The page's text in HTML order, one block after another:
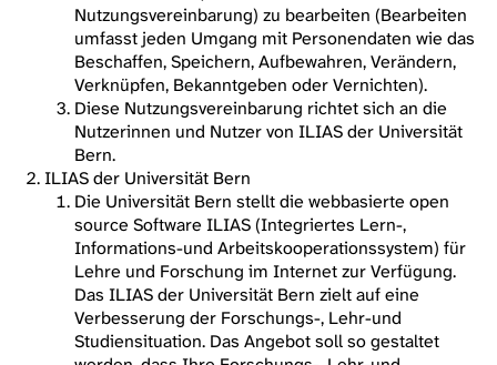
Nutzungsvereinbarung) zu bearbeiten (Bearbeiten
umfasst jeden Umgang mit Personendaten wie das
Beschaffen, Speichern, Aufbewahren, Verändern,
Verknüpfen, Bekanntgeben oder Vernichten).
Diese Nutzungsvereinbarung richtet sich an die
Nutzerinnen und Nutzer von ILIAS der Universität
Bern.
ILIAS der Universität Bern
Die Universität Bern stellt die webbasierte open
source Software ILIAS (Integriertes Lern-,
Informations-und Arbeitskooperationssystem) für
Lehre und Forschung im Internet zur Verfügung.
Das ILIAS der Universität Bern zielt auf eine
Verbesserung der Forschungs-, Lehr-und
Studiensituation. Das Angebot soll so gestaltet